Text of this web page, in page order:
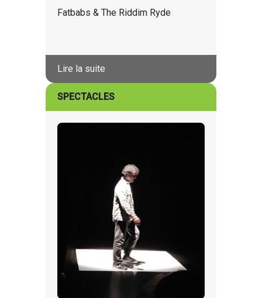
Fatbabs & The Riddim Ryde
Lire la suite
SPECTACLES